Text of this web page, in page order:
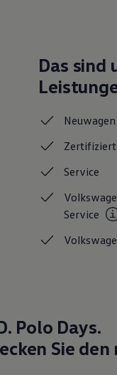
Das sind
Service
Service
Polo Days.
Sie den